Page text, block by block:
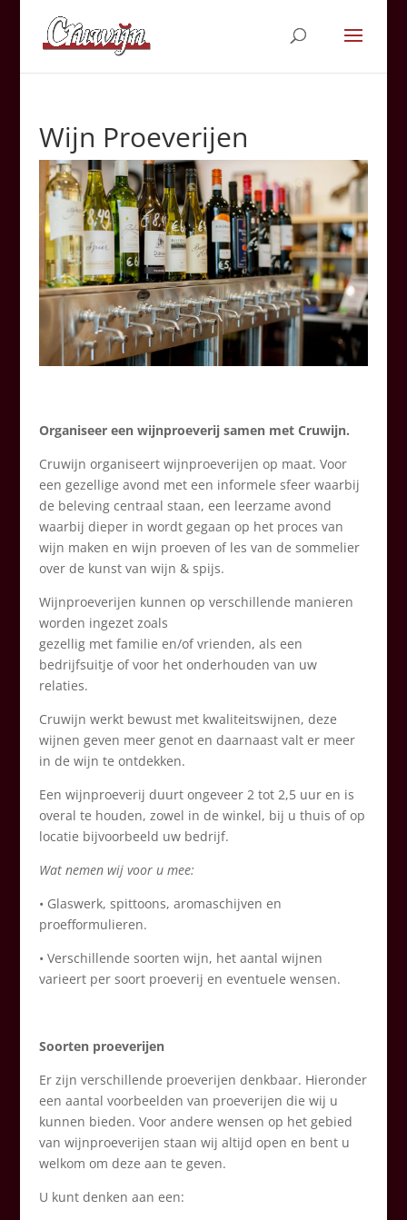
Wijn Proeverijen
Organiseer een wijnproeverij samen met Cruwijn.
Cruwijn organiseert wijnproeverijen op maat. Voor
een gezellige avond met een informele sfeer waarbij
de beleving centraal staan, een leerzame avond
waarbij dieper in wordt gegaan op het proces van
wijn maken en wijn proeven of les van de sommelier
over de kunst van wijn & spijs.
Wijnproeverijen kunnen op verschillende manieren
worden ingezet zoals
gezellig met familie en/of vrienden, als een
bedrijfsuitje of voor het onderhouden van uw
relaties.
Cruwijn werkt bewust met kwaliteitswijnen, deze
wijnen geven meer genot en daarnaast valt er meer
in de wijn te ontdekken.
Een wijnproeverij duurt ongeveer 2 tot 2,5 uur en is
overal te houden, zowel in de winkel, bij u thuis of op
locatie bijvoorbeeld uw bedrijf.
Wat nemen wij voor u mee:
• Glaswerk, spittoons, aromaschijven en
proefformulieren.
• Verschillende soorten wijn, het aantal wijnen
varieert per soort proeverij en eventuele wensen.
Soorten proeverijen
Er zijn verschillende proeverijen denkbaar. Hieronder
een aantal voorbeelden van proeverijen die wij u
kunnen bieden. Voor andere wensen op het gebied
van wijnproeverijen staan wij altijd open en bent u
welkom om deze aan te geven.
U kunt denken aan een: